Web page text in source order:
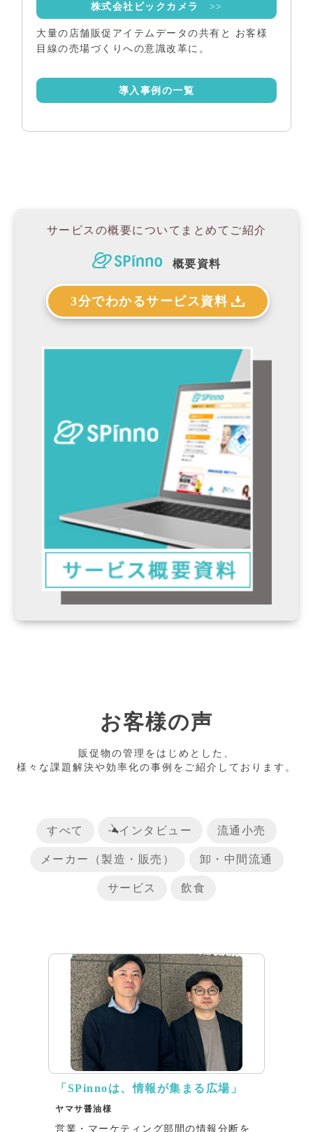
株式会社ビックカメラ >>
大量の店舗販促アイテムデータの共有と お客様
目線の売場づくりへの意識改革に。
導入事例の一覧
サービスの概要について まとめてご紹介
概要資料
3分でわかるサービス資料
お客様の声
販促物の管理をはじめとした、
様々な課題解決や効率化の事例をご紹介しております。
すべて インタビュー 流通小売
メーカー（製造・販売） 卸・中間流通
サービス 飲食
「SPinnoは、情報が集まる広場」
ヤマサ醤油様
営業・マーケティング部間の情報分断を